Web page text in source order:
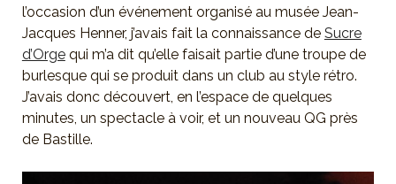
l’occasion d’un événement organisé au musée Jean-
Jacques Henner, j’avais fait la connaissance de Sucre
d’Orgequi m’a dit qu’elle faisait partie d’une troupe de
burlesque qui se produit dans un club au style rétro.
J’avais donc découvert, en l’espace de quelques
minutes, un spectacle à voir, et un nouveau QG près
de Bastille.